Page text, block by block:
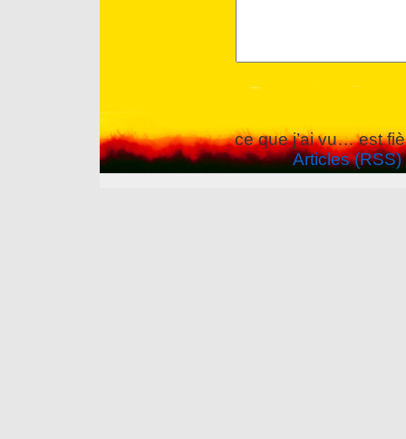
ce que j’ai vu… est
Articles (RSS)